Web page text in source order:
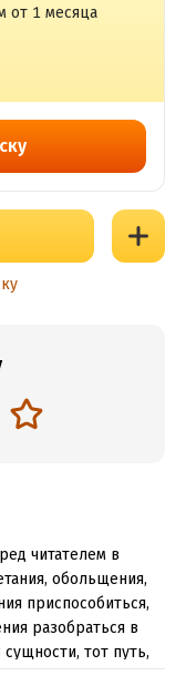
от 1 месяца
читателем в
обольщения,
приспособиться,
разобраться в
тот путь,